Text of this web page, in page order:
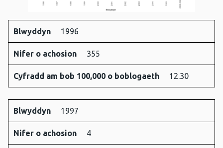
Blwyddyn
Nifer o
achosion
Cyfradd am
100,000 o
boblogaeth
Blwyddyn 1996
Nifer o achosion 355
Cyfradd am bob 100,000 o boblogaeth 12.30
Blwyddyn 1997
Nifer o achosion 4